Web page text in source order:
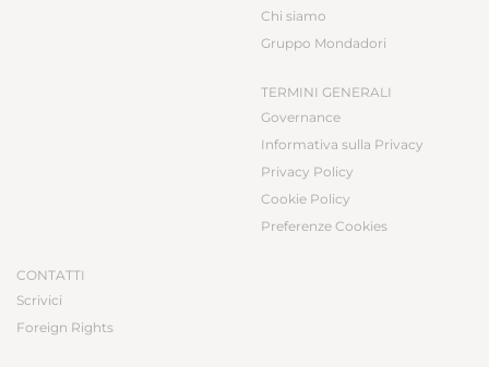
Chi siamo
Gruppo Mondadori
TERMINI GENERALI
Governance
Informativa sulla Privacy
Privacy Policy
Cookie Policy
Preferenze Cookies
CONTATTI
Scrivici
Foreign Rights